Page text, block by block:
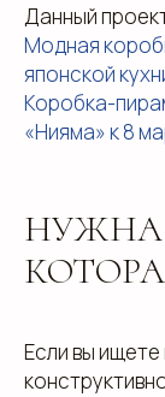
Данный
Модная
японской
Коробка-
«Нияма» к 8
НУЖНА
Если вы